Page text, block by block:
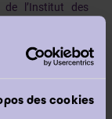
des cookies
l’Institut des
la forme de
78 du Code